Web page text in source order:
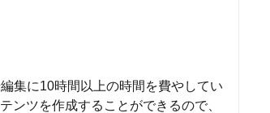
集に10時間以上の時間を費やしてい
ンツを作成することができるので、